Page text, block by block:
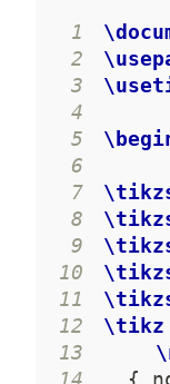
1
2
3
4
5
6
7
8
9
10
11
12
\tikz
13
14
{